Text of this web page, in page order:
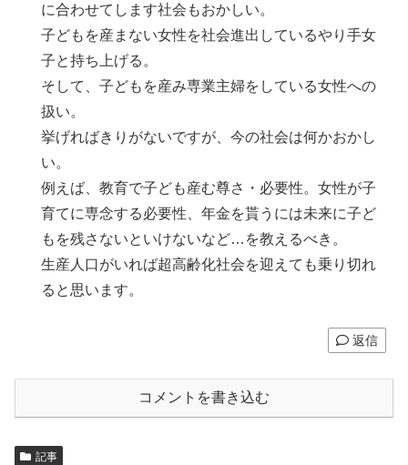
に合わせてします社会もおかしい。
子どもを産まない女性を社会進出しているやり手女
子と持ち上げる。
そして、子どもを産み専業主婦をしている女性への
扱い。
挙げればきりがないですが、今の社会は何かおかし
い。
例えば、教育で子ども産む尊さ・必要性。女性が子
育てに専念する必要性、年金を貰うには未来に子ど
もを残さないといけないなど…を教えるべき。
生産人口がいれば超高齢化社会を迎えても乗り切れ
ると思います。
返信
コメントを書き込む
記事